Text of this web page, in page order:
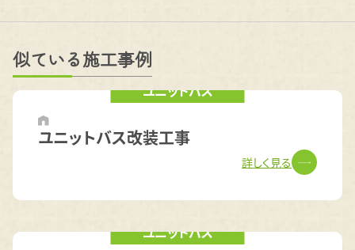
似ている施工事例
ユニットバス
ユニットバス改装工事
詳しく見る
ユニットバス